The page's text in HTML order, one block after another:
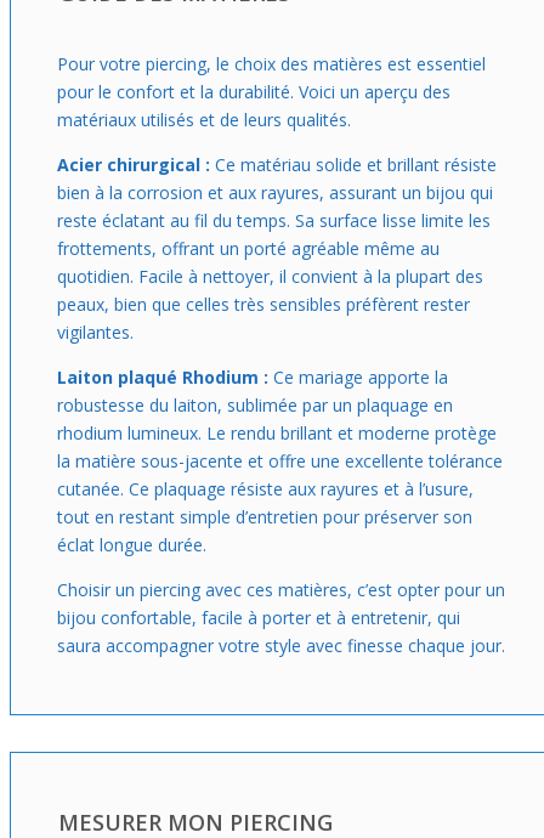
Pour votre piercing, le choix des matières est essentiel
pour le confort et la durabilité. Voici un aperçu des
matériaux utilisés et de leurs qualités.
Acier chirurgical : Ce matériau solide et brillant résiste
bien à la corrosion et aux rayures, assurant un bijou qui
reste éclatant au fil du temps. Sa surface lisse limite les
frottements, offrant un porté agréable même au
quotidien. Facile à nettoyer, il convient à la plupart des
peaux, bien que celles très sensibles préfèrent rester
vigilantes.
Laiton plaqué Rhodium : Ce mariage apporte la
robustesse du laiton, sublimée par un plaquage en
rhodium lumineux. Le rendu brillant et moderne protège
la matière sous-jacente et offre une excellente tolérance
cutanée. Ce plaquage résiste aux rayures et à l’usure,
tout en restant simple d’entretien pour préserver son
éclat longue durée.
Choisir un piercing avec ces matières, c’est opter pour un
bijou confortable, facile à porter et à entretenir, qui
saura accompagner votre style avec finesse chaque jour.
MESURER MON PIERCING